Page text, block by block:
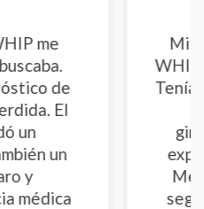
consulta ginecológica en
experiencia muy
dudas sobre mi salud y
anticonceptivas. La
se tomó el tiempo para
con calma, sin juicios.
cómoda y
es la clínica